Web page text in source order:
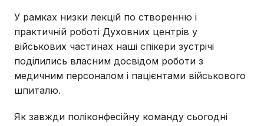
У рамках низки лекцій по створенню і
практичній роботі Духовних центрів у
військових частинах наші спікери зустрічі
поділились власним досвідом роботи з
медичним персоналом і пацієнтами військового
шпиталю.
Як завжди поліконфесійну команду сьогодні